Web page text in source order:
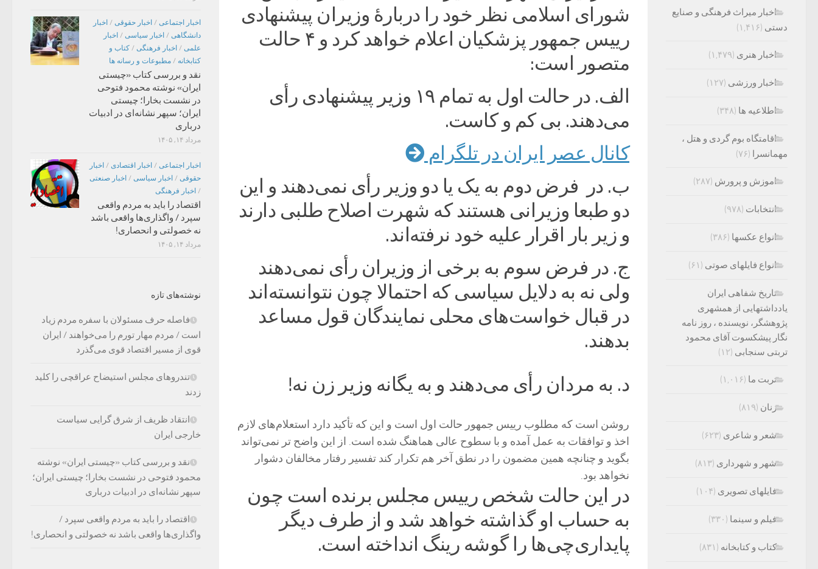
شورای اسلامی نظر خود را دربارۀ وزیران پیشنهادی
رییس جمهور پزشکیان اعلام خواهد کرد و ۴ حالت
متصور است:
الف. در حالت اول به تمام ۱۹ وزیر پیشنهادی رأی
می‌دهند. بی کم و کاست.
کانال عصر ایران در تلگرام
ب. در فرض دوم به یک یا دو وزیر رأی نمی‌دهند و این
دو طبعا وزیرانی هستند که شهرت اصلاح طلبی دارند
و زیر بار اقرار علیه خود نرفته‌اند.
ج. در فرض سوم به برخی از وزیران رأی نمی‌دهند
ولی نه به دلایل سیاسی که احتمالا چون نتوانسته‌اند
در قبال خواست‌های محلی نمایندگان قول مساعد
بدهند.
د. به مردان رأی می‌دهند و به یگانه وزیر زن نه!
روشن است که مطلوب رییس جمهور حالت اول است و این که تأکید دارد استعلام‌های لازم
اخذ و توافقات به عمل آمده و با سطوح عالی هماهنگ شده است. از این واضح تر نمی‌تواند
بگوید و چنانچه همین مضمون را در نطق آخر هم تکرار کند تفسیر رفتار مخالفان دشوار
نخواهد بود.
در این حالت شخص رییس مجلس برنده است چون
به حساب او گذاشته خواهد شد و از طرف دیگر
پایداری‌چی‌ها را گوشه رینگ انداخته است.
اخبار اجتماعی / اخبار حقوقی / اخبار
دانشگاهی / اخبار سیاسی / اخبار
علمی / اخبار فرهنگی / کتاب و
کتابخانه / مطبوعات و رسانه ها
نقد و بررسی کتاب «چیستی
ایران» نوشته محمود فتوحی
در نشست بخارا؛ چیستی
ایران؛ سپهر نشانه‌ای در ادبیات
درباری
مرداد ۱۴, ۱۴۰۵
اخبار اجتماعی / اخبار اقتصادی / اخبار
حقوقی / اخبار سیاسی / اخبار صنعتی
/ اخبار فرهنگی
اقتصاد را باید به مردم واقعی
سپرد / واگذاری‌ها واقعی باشد
نه خصولتی و انحصاری!
مرداد ۱۴, ۱۴۰۵
نوشته‌های تازه
فاصله حرف مسئولان با سفره مردم زیاد
است / مردم مهار تورم را می‌خواهند / ایران
قوی از مسیر اقتصاد قوی می‌گذرد
تندروهای مجلس استیضاح عراقچی را کلید
زدند
انتقاد ظریف از شرق گرایی سیاست
خارجی ایران
نقد و بررسی کتاب «چیستی ایران» نوشته
محمود فتوحی در نشست بخارا؛ چیستی ایران؛
سپهر نشانه‌ای در ادبیات درباری
اقتصاد را باید به مردم واقعی سپرد /
واگذاری‌ها واقعی باشد نه خصولتی و انحصاری!
اخبار میراث فرهنگی و صنایع
دستی (۱,۴۱۶)
اخبار هنری (۱,۴۷۹)
اخبار ورزشی (۱۲۷)
اطلاعیه ها (۳۴۸)
اقامتگاه بوم گردی و هتل ،
مهمانسرا (۷۶)
اموزش و پرورش (۲۸۷)
انتخابات (۹۷۸)
انواع عکسها (۳۸۶)
انواع فایلهای صوتی (۶۱)
تاریخ شفاهی ایران
یادداشتهایی از همشهری
پژوهشگر، نویسنده ، روز نامه
نگار پیشکسوت آقای محمود
تربتی سنجابی (۱۲)
تربت ما (۱,۰۱۶)
زنان (۸۱۹)
شعر و شاعری (۶۲۳)
شهر و شهرداری (۸۱۳)
فایلهای تصویری (۱۰۴)
فیلم و سینما (۳۳۰)
کتاب و کتابخانه (۸۳۱)